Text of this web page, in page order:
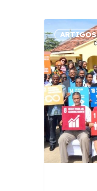
turismo
pode
transformar
o
mundo
até
2030?
ARTIGOS